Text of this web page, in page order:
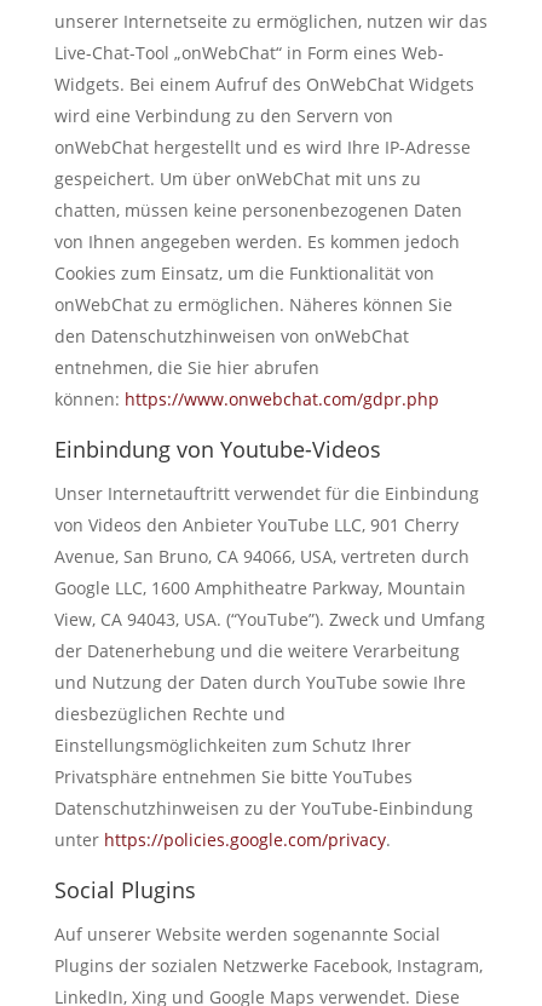
unserer Internetseite zu ermöglichen, nutzen wir das
Live-Chat-Tool „onWebChat“ in Form eines Web-
Widgets. Bei einem Aufruf des OnWebChat Widgets
wird eine Verbindung zu den Servern von
onWebChat hergestellt und es wird Ihre IP-Adresse
gespeichert. Um über onWebChat mit uns zu
chatten, müssen keine personenbezogenen Daten
von Ihnen angegeben werden. Es kommen jedoch
Cookies zum Einsatz, um die Funktionalität von
onWebChat zu ermöglichen. Näheres können Sie
den Datenschutzhinweisen von onWebChat
entnehmen, die Sie hier abrufen
können: https://www.onwebchat.com/gdpr.php
Einbindung von Youtube-Videos
Unser Internetauftritt verwendet für die Einbindung
von Videos den Anbieter YouTube LLC, 901 Cherry
Avenue, San Bruno, CA 94066, USA, vertreten durch
Google LLC, 1600 Amphitheatre Parkway, Mountain
View, CA 94043, USA. (“YouTube”). Zweck und Umfang
der Datenerhebung und die weitere Verarbeitung
und Nutzung der Daten durch YouTube sowie Ihre
diesbezüglichen Rechte und
Einstellungsmöglichkeiten zum Schutz Ihrer
Privatsphäre entnehmen Sie bitte YouTubes
Datenschutzhinweisen zu der YouTube-Einbindung
unter https://policies.google.com/privacy.
Social Plugins
Auf unserer Website werden sogenannte Social
Plugins der sozialen Netzwerke Facebook, Instagram,
LinkedIn, Xing und Google Maps verwendet. Diese